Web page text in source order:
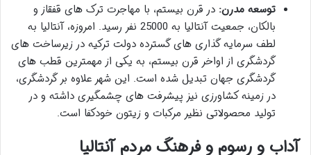
توسعه مدرن: در قرن بیستم، با مهاجرت ترک های قفقاز و
بالکان، جمعیت آنتالیا به 25000 نفر رسید. امروزه، آنتالیا به
لطف سرمایه گذاری های گسترده دولت ترکیه در زیرساخت های
گردشگری از اواخر قرن بیستم، به یکی از مهمترین قطب های
گردشگری جهان تبدیل شده است. این شهر علاوه بر گردشگری،
در زمینه کشاورزی نیز پیشرفت های چشمگیری داشته و در
تولید محصولاتی نظیر مرکبات و زیتون خودکفا است.
آداب و رسوم و فرهنگ مردم آنتالیا